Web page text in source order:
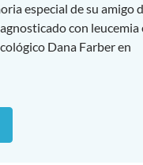
especial de su amigo
con leucemia
Dana Farber en